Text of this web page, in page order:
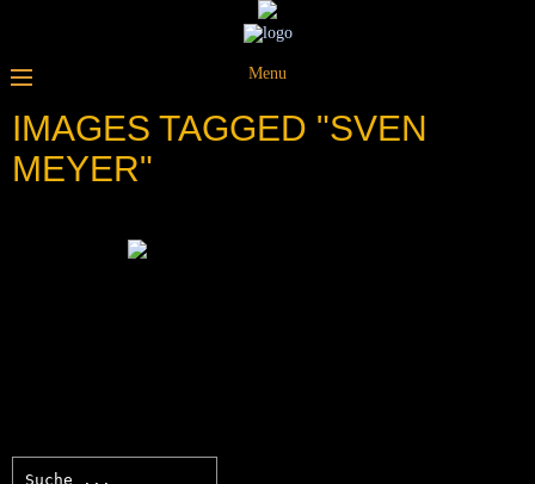
Menu
IMAGES TAGGED "SVEN
MEYER"